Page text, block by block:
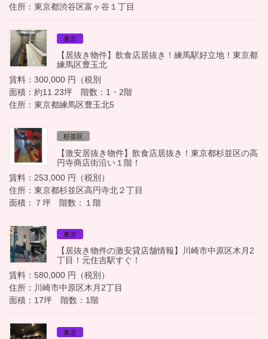
住所：東京都渋谷区富ヶ谷１丁目
東京
【居抜き物件】飲食店居抜き！練馬駅好立地！東京都
練馬区豊玉北
賃料：300,000 円（税別
面積：約11.23坪 階数：1・2階
住所：東京都練馬区豊玉北5
杉並区
【激安居抜き物件】飲食店居抜き！東京都杉並区の高
円寺商店街沿い１階！
賃料：253,000 円（税別）
住所：東京都杉並区高円寺北２丁目
面積：７坪 階数：１階
東京
【居抜き物件の激安貸店舗情報】川崎市中原区木月2
丁目！元住吉駅すぐ！
賃料：580,000 円（税別）
住所：川崎市中原区木月2丁目
面積：17坪 階数：1階
東京